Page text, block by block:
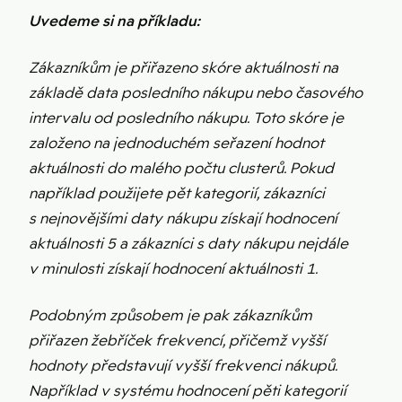
Uvedeme si na příkladu:
Zákazníkům je přiřazeno skóre aktuálnosti na
základě data posledního nákupu nebo časového
intervalu od posledního nákupu. Toto skóre je
založeno na jednoduchém seřazení hodnot
aktuálnosti do malého počtu clusterů. Pokud
například použijete pět kategorií, zákazníci
s nejnovějšími daty nákupu získají hodnocení
aktuálnosti 5 a zákazníci s daty nákupu nejdále
v minulosti získají hodnocení aktuálnosti 1.
Podobným způsobem je pak zákazníkům
přiřazen žebříček frekvencí, přičemž vyšší
hodnoty představují vyšší frekvenci nákupů.
Například v systému hodnocení pěti kategorií